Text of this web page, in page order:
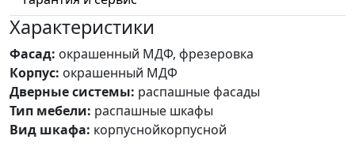
Характеристики
Фасад: окрашенный МДФ, фрезеровка
Корпус: окрашенный МДФ
Дверные системы: распашные фасады
Тип мебели: распашные шкафы
Вид шкафа: корпуснойкорпусной